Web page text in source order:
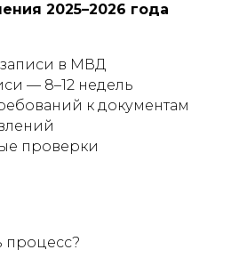
2025–2026 года
записи в МВД
— 8–12 недель
к документам
проверки
процесс?